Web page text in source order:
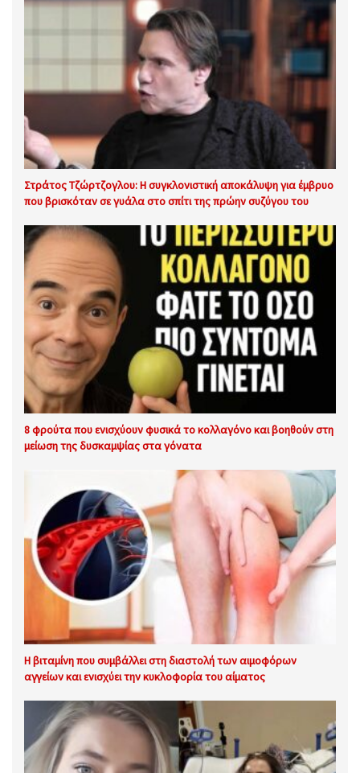
Στράτος Τζώρτζογλου: Η συγκλονιστική αποκάλυψη για έμβρυο
που βρισκόταν σε γυάλα στο σπίτι της πρώην συζύγου του
8 φρούτα που ενισχύουν φυσικά το κολλαγόνο και βοηθούν στη
μείωση της δυσκαμψίας στα γόνατα
Η βιταμίνη που συμβάλλει στη διαστολή των αιμοφόρων
αγγείων και ενισχύει την κυκλοφορία του αίματος